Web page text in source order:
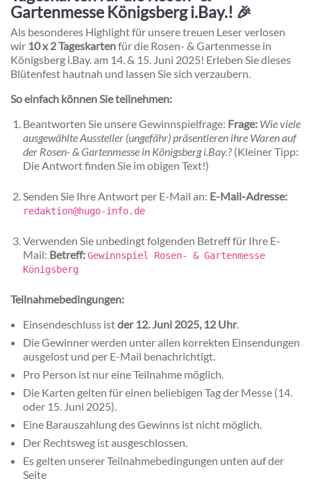
Gartenmesse Königsberg i.Bay.! 🎉
Als besonderes Highlight für unsere treuen Leser verlosen
wir 10 x 2 Tageskartenfür die Rosen- & Gartenmesse in
Königsberg i.Bay. am 14. & 15. Juni 2025! Erleben Sie dieses
Blütenfest hautnah und lassen Sie sich verzaubern.
So einfach können Sie teilnehmen:
Beantworten Sie unsere Gewinnspielfrage: Frage: Wie viele
ausgewählte Aussteller (ungefähr) präsentieren ihre Waren auf
der Rosen- & Gartenmesse in Königsberg i.Bay.?(Kleiner Tipp:
Die Antwort finden Sie im obigen Text!)
Senden Sie Ihre Antwort per E-Mail an: E-Mail-Adresse:
redaktion@hugo-info.de
Verwenden Sie unbedingt folgenden Betreff für Ihre E-
Mail: Betreff:Gewinnspiel Rosen- & Gartenmesse
Königsberg
Teilnahmebedingungen:
Einsendeschluss istder 12. Juni 2025, 12 Uhr.
Die Gewinner werden unter allen korrekten Einsendungen
ausgelost und per E-Mail benachrichtigt.
Pro Person ist nur eine Teilnahme möglich.
Die Karten gelten für einen beliebigen Tag der Messe (14.
oder 15. Juni 2025).
Eine Barauszahlung des Gewinns ist nicht möglich.
Der Rechtsweg ist ausgeschlossen.
Es gelten unserer Teilnahmebedingungen unten auf der
Seite